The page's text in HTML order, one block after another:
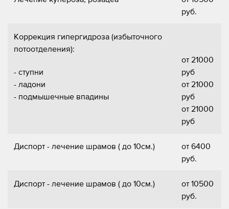
руб.
Коррекция гипергидроза (избыточного
потоотделения):
- ступни
- ладони
- подмышечные впадины
от 21000
руб
от 21000
руб
от 21000
руб
Диспорт - лечение шрамов ( до 10см.)
от 6400
руб.
Диспорт - лечение шрамов ( до 10см.)
от 10500
руб.